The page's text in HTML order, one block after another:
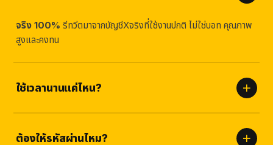
จริง 100% รีทวีตมาจากบัญชีXจริงที่ใช้งานปกติ ไม่ใช่บอท คุณภาพ
สูงและคงทน
ใช้เวลานานแค่ไหน?
ธรรมชาติและปลอดภัย
ต้องให้รหัสผ่านไหม?